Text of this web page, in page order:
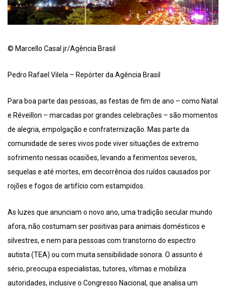
© Marcello Casal jr/Agência Brasil
Pedro Rafael Vilela – Repórter da Agência Brasil
Para boa parte das pessoas, as festas de fim de ano – como Natal
e Réveillon – marcadas por grandes celebrações – são momentos
de alegria, empolgação e confraternização. Mas parte da
comunidade de seres vivos pode viver situações de extremo
sofrimento nessas ocasiões, levando a ferimentos severos,
sequelas e até mortes, em decorrência dos ruídos causados por
rojões e fogos de artifício com estampidos.
As luzes que anunciam o novo ano, uma tradição secular mundo
afora, não costumam ser positivas para animais domésticos e
silvestres, e nem para pessoas com transtorno do espectro
autista (TEA) ou com muita sensibilidade sonora. O assunto é
sério, preocupa especialistas, tutores, vítimas e mobiliza
autoridades, inclusive o Congresso Nacional, que analisa um